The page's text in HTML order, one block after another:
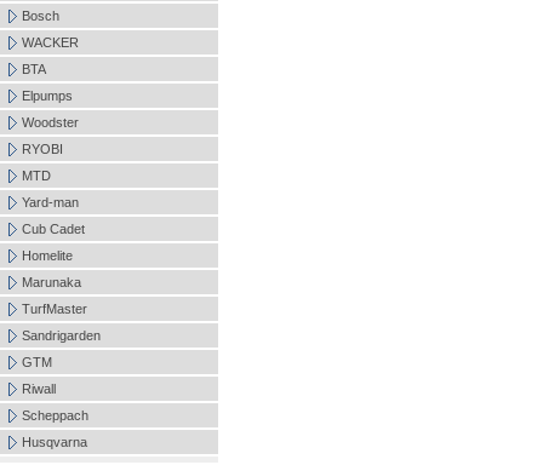
Bosch
WACKER
BTA
Elpumps
Woodster
RYOBI
MTD
Yard-man
Cub Cadet
Homelite
Marunaka
TurfMaster
Sandrigarden
GTM
Riwall
Scheppach
Husqvarna